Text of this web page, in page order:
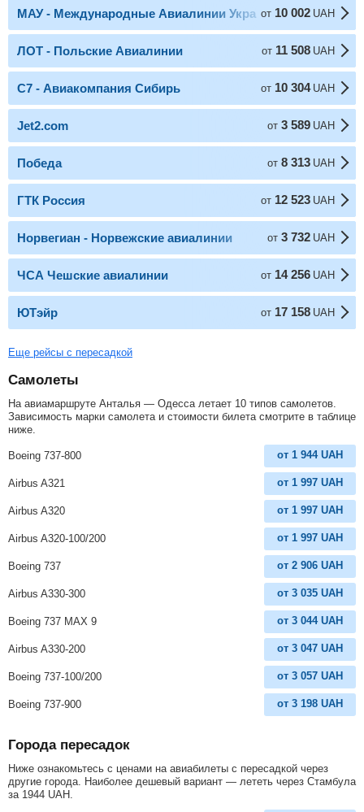
МАУ - Международные Авиалинии Украины
от 10 002 UAH
ЛОТ - Польские Авиалинии от 11 508 UAH
С7 - Авиакомпания Сибирь от 10 304 UAH
Jet2.com от 3 589 UAH
Победа от 8 313 UAH
ГТК Россия от 12 523 UAH
Норвегиан - Норвежские авиалинии от 3 732 UAH
ЧСА Чешские авиалинии от 14 256 UAH
ЮТэйр от 17 158 UAH
Еще рейсы с пересадкой
Самолеты
На авиамаршруте Анталья — Одесса летает 10 типов самолетов.
Зависимость марки самолета и стоимости билета смотрите в таблице
ниже.
Boeing 737-800 от 1 944 UAH
Airbus A321 от 1 997 UAH
Airbus A320 от 1 997 UAH
Airbus A320-100/200 от 1 997 UAH
Boeing 737 от 2 906 UAH
Airbus A330-300 от 3 035 UAH
Boeing 737 MAX 9 от 3 044 UAH
Airbus A330-200 от 3 047 UAH
Boeing 737-100/200 от 3 057 UAH
Boeing 737-900 от 3 198 UAH
Города пересадок
Ниже ознакомьтесь с ценами на авиабилеты с пересадкой через
другие города. Наиболее дешевый вариант — лететь через Стамбула
за 1944 UAH